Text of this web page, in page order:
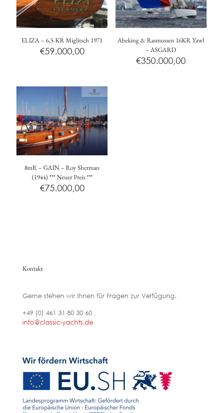
ELIZA – 6,5-KR Miglitsch 1971
€59.000,00
Abeking & Rasmussen 16KR Yawl
– ASGARD
€350.000,00
8mR – GAIN – Roy Sherman
(1944) *** Neuer Preis ***
€75.000,00
Kontakt
Gerne stehen wir Ihnen für Fragen zur Verfügung.
+49 (0) 461 31 80 30 60
info@classic-yachts.de